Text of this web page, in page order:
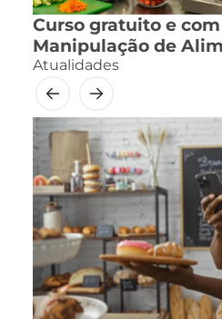
Curso gratuito e
Manipulação de
Atualidades